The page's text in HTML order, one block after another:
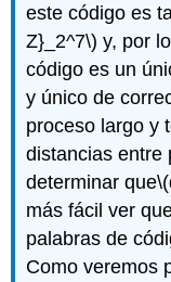
este código es
Z}_2^7\) y, por
código es un
y único de
proceso largo y
distancias entre
determinar que
más fácil ver
palabras de
Como veremos